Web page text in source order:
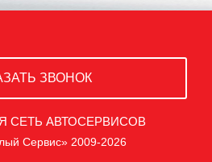
ЗВОНОК
СЕТЬ АВТОСЕРВИСОВ
Сервис» 2009-2026